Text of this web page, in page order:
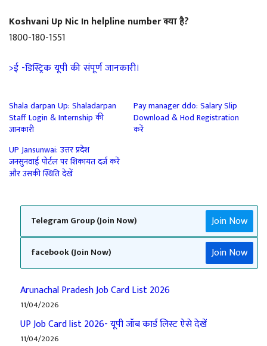
Koshvani Up Nic In helpline number क्या है?
1800-180-1551
>ई -डिस्ट्रिक यूपी की संपूर्ण जानकारी।
Shala darpan Up: Shaladarpan
Staff Login & Internship की
जानकारी
Pay manager ddo: Salary Slip
Download & Hod Registration
करें
UP Jansunwai: उत्तर प्रदेश
जनसुनवाई पोर्टल पर शिकायत दर्ज करें
और उसकी स्थिति देखें
Telegram Group (Join Now) Join Now
facebook (Join Now) Join Now
Arunachal Pradesh Job Card List 2026
11/04/2026
UP Job Card list 2026- यूपी जॉब कार्ड लिस्ट ऐसे देखें
11/04/2026